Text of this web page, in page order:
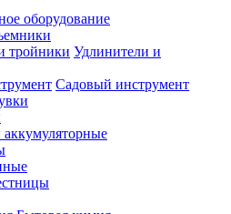
оборудование
Удлинители и
Садовый инструмент